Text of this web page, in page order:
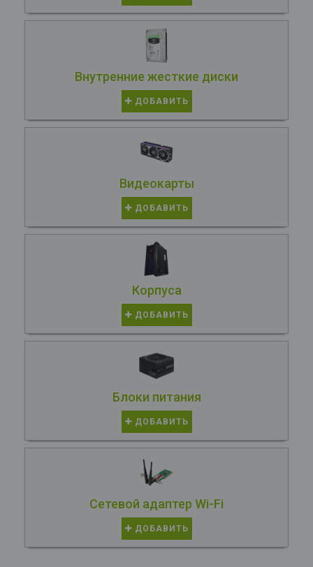
Внутренние жесткие диски
ДОБАВИТЬ
Видеокарты
ДОБАВИТЬ
Корпуса
ДОБАВИТЬ
Блоки питания
ДОБАВИТЬ
Сетевой адаптер Wi-Fi
ДОБАВИТЬ